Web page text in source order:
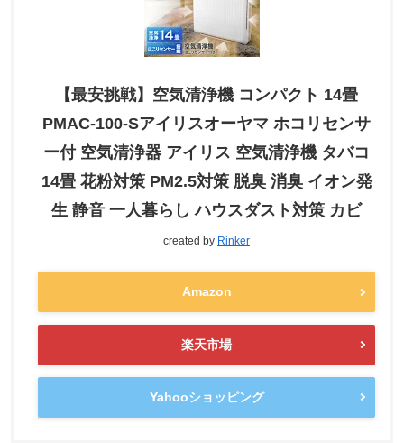
【最安挑戦】空気清浄機 コンパクト 14畳
PMAC-100-Sアイリスオーヤマ ホコリセンサ
ー付 空気清浄器 アイリス 空気清浄機 タバコ
14畳 花粉対策 PM2.5対策 脱臭 消臭 イオン発
生 静音 一人暮らし ハウスダスト対策 カビ
created by Rinker
Amazon
楽天市場
Yahooショッピング